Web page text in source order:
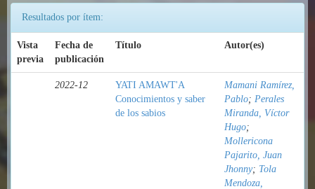
Resultados por ítem:
Vista
previa
Fecha de
publicación
Título Autor(es)
2022-12
YATI AMAWT'A
Conocimientos y saber
de los sabios
Mamani Ramírez,
Pablo; Perales
Miranda, Víctor
Hugo;
Mollericona
Pajarito, Juan
Jhonny; Tola
Mendoza,